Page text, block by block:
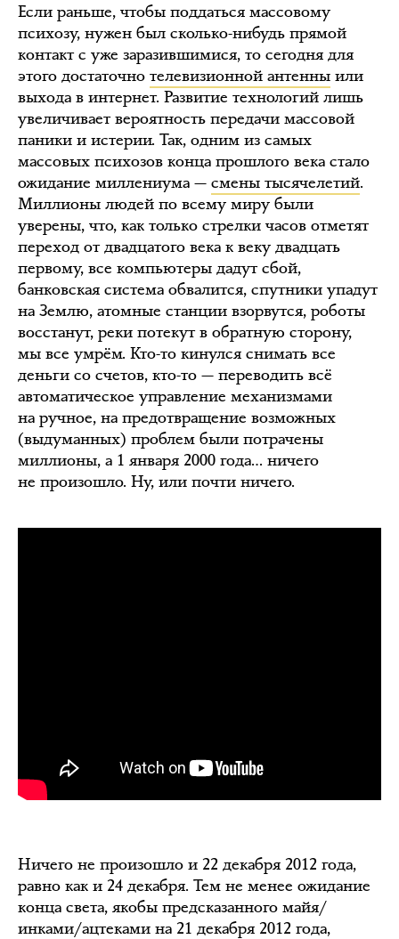
Если раньше, чтобы поддаться массовому
психозу, нужен был сколько-нибудь прямой
контакт с уже заразившимися, то сегодня для
этого достаточно телевизионной антенны или
выхода в интернет. Развитие технологий лишь
увеличивает вероятность передачи массовой
паники и истерии. Так, одним из самых
массовых психозов конца прошлого века стало
ожидание миллениума — смены тысячелетий.
Миллионы людей по всему миру были
уверены, что, как только стрелки часов отметят
переход от двадцатого века к веку двадцать
первому, все компьютеры дадут сбой,
банковская система обвалится, спутники упадут
на Землю, атомные станции взорвутся, роботы
восстанут, реки потекут в обратную сторону,
мы все умрём. Кто-то кинулся снимать все
деньги со счетов, кто-то — переводить всё
автоматическое управление механизмами
на ручное, на предотвращение возможных
(выдуманных) проблем были потрачены
миллионы, а 1 января 2000 года… ничего
не произошло. Ну, или почти ничего.
Ничего не произошло и 22 декабря 2012 года,
равно как и 24 декабря. Тем не менее ожидание
конца света, якобы предсказанного майя/
инками/ацтеками на 21 декабря 2012 года,